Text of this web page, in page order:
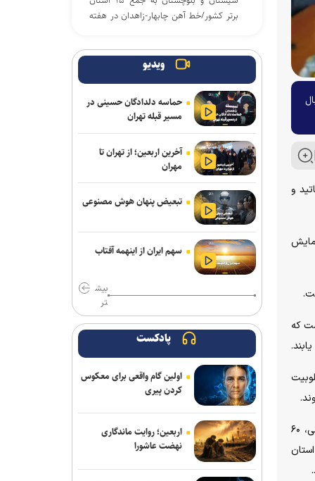
و
که
مسئول اداره برنامه‌ریزی درسی دانشگاه آزاد اسلامی واحد شهرکرد با ابراز نگرانی از وضعیت موجود تبیین کرد: متأسفانه در وضعیت کنونی، ۶۰
برتر کشور/خط آهن چابهار-زاهدان در هفته
تصادف مرگبار رخ‌به‌رخ سواری پژو پارس با
اژیه؛ ۴ نفر کشته و ۳ نفر مجروح شدند
مهار آتش‌سوزی مراتع هامپوئیل مراغه با
تلاش نیروهای امدادی
تعجب می‌کنم از برخی افراد نابخرد در
داخل که هنوز می‌گویند با آمریکا بسازید!
دانشجوی دانشگاه آزاد اسلامی فردوس
مدال برنز فدراسیون جهانی IFIA را به‌دست
آورد
امام جمعه شیراز: ترویج حجاب نیازمند
امام جمعه مشهد: افرادی که می‌گویند
جنگ را تمام کنید ما شکست خورده‌ایم یا
آمریکا در منطقه با بن‌بست راهبردی مواجه
شده است/خدمت به مردم و صرفه‌جویی
در مصرف انرژی
امام جمعه اهواز: دشمن دنبال شکستن
اجماع میان مردم و مسئولان است
ویدیو
حماسه دلدادگان حسینی در
مسیر قبله تهران
آخرین اربعین؛ از تهران تا
مهران
تبعیض پنهان هوش مصنوعی
سهم ایران از اینهمه آفتاب
بیش
تر
پادکست
اولین گام واقعی برای معکوس
کردن پیری
اربعین؛ روایت ماندگاری
نهضت عاشورا